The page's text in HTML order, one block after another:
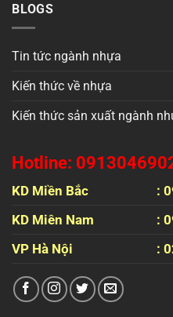
BLOGS
Tin tức ngành nhựa
Kiến thức về nhựa
Kiến thức sản xuất ngành
Hotline:
KD Miền Bắc
:
KD Miên Nam
:
VP Hà Nội
: